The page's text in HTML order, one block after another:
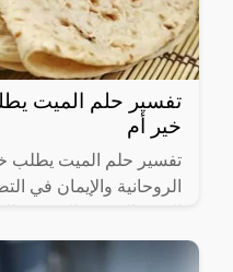
تفسير حلم الميت
خير أم
تفسير حلم الميت
الروحانية والإيمان في
الحلم